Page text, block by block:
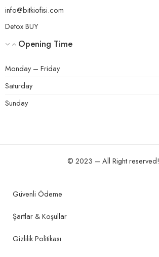
info@bitkiofisi.com
Detox BUY
Opening Time
Monday – Friday
Saturday
Sunday
© 2023 – All Right reserved!
Güvenli Ödeme
Şartlar & Koşullar
Gizlilik Politikası